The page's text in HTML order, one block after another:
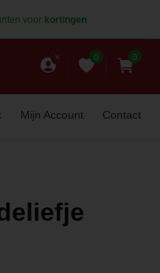
voor kortingen
0 0
Mijn Account Contact